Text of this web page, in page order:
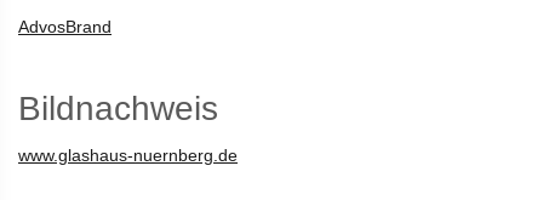
AdvosBrand
Bildnachweis
www.glashaus-nuernberg.de